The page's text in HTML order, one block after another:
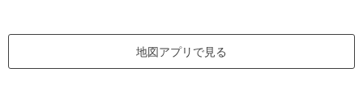
地図アプリで見る